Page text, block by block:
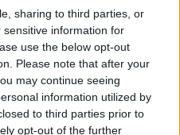
sharing to third parties, or
information for
use the below opt-out
Please note that after your
may continue seeing
information utilized by
to third parties prior to
opt-out of the further